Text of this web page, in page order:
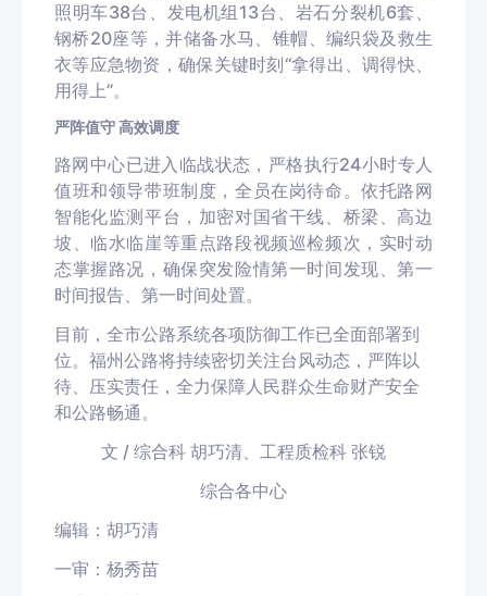
照明车38台、发电机组13台、岩石分裂机6套、
钢桥20座等，并储备水马、锥帽、编织袋及救生
衣等应急物资，确保关键时刻“拿得出、调得快、
用得上”。
严阵值守 高效调度
路网中心已进入临战状态，严格执行24小时专人
值班和领导带班制度，全员在岗待命。依托路网
智能化监测平台，加密对国省干线、桥梁、高边
坡、临水临崖等重点路段视频巡检频次，实时动
态掌握路况，确保突发险情第一时间发现、第一
时间报告、第一时间处置。
目前，全市公路系统各项防御工作已全面部署到
位。福州公路将持续密切关注台风动态，严阵以
待、压实责任，全力保障人民群众生命财产安全
和公路畅通。
文 / 综合科 胡巧清、工程质检科 张锐
综合各中心
编辑：胡巧清
一审：杨秀苗